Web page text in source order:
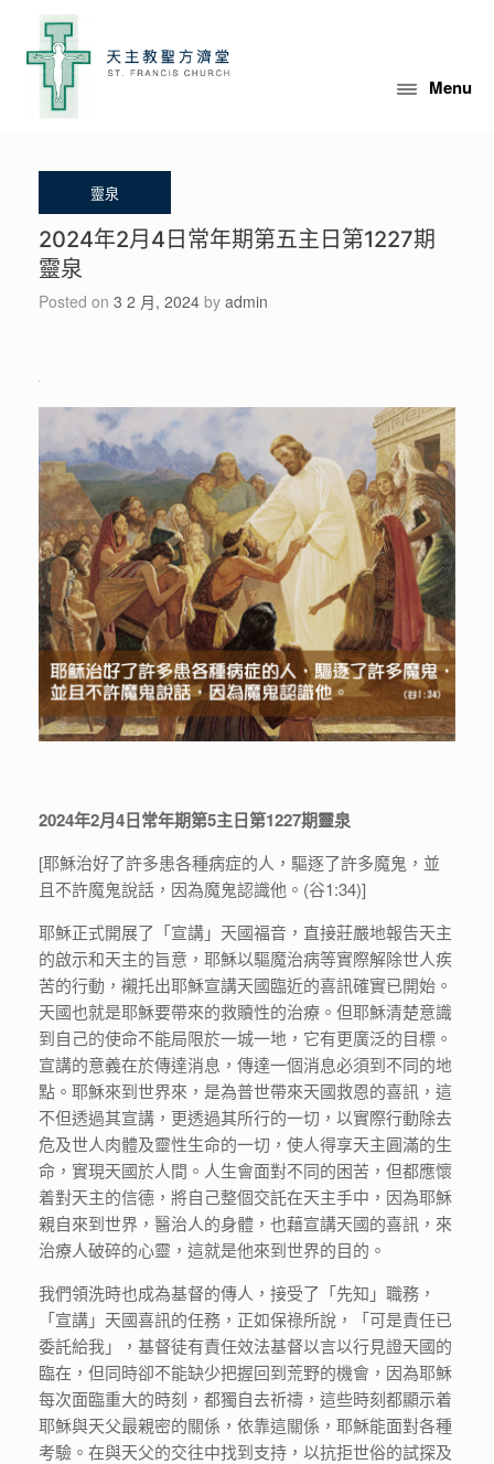
content
Menu
2024年2月4日常年期第五主日第1227期
靈泉
Posted on 3 2 月, 2024 by admin
2024年2月4日常年期第5主日第1227期靈泉
[耶穌治好了許多患各種病症的人，驅逐了許多魔鬼，並
且不許魔鬼說話，因為魔鬼認識他。(谷1:34)]
耶穌正式開展了「宣講」天國福音，直接莊嚴地報告天主
的啟示和天主的旨意，耶穌以驅魔治病等實際解除世人疾
苦的行動，襯托出耶穌宣講天國臨近的喜訊確實已開始。
天國也就是耶穌要帶來的救贖性的治療。但耶穌清楚意識
到自己的使命不能局限於一城一地，它有更廣泛的目標。
宣講的意義在於傳達消息，傳達一個消息必須到不同的地
點。耶穌來到世界來，是為普世帶來天國救恩的喜訊，這
不但透過其宣講，更透過其所行的一切，以實際行動除去
危及世人肉體及靈性生命的一切，使人得享天主圓滿的生
命，實現天國於人間。人生會面對不同的困苦，但都應懷
着對天主的信德，將自己整個交託在天主手中，因為耶穌
親自來到世界，醫治人的身體，也藉宣講天國的喜訊，來
治療人破碎的心靈，這就是他來到世界的目的。
我們領洗時也成為基督的傳人，接受了「先知」職務，
「宣講」天國喜訊的任務，正如保祿所說，「可是責任已
委託給我」，基督徒有責任效法基督以言以行見證天國的
臨在，但同時卻不能缺少把握回到荒野的機會，因為耶穌
每次面臨重大的時刻，都獨自去祈禱，這些時刻都顯示着
耶穌與天父最親密的關係，依靠這關係，耶穌能面對各種
考驗。在與天父的交往中找到支持，以抗拒世俗的試探及